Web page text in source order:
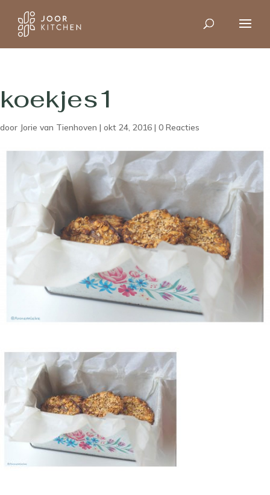
koekjes1
door Jorie van Tienhoven | okt 24, 2016 | 0 Reacties